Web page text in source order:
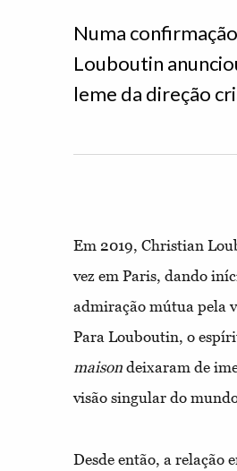
Numa
Louboutin
leme da direção
Em 2019, Christian
vez em Paris, dando
admiração mútua pela
Para Louboutin, o
maison deixaram de
visão singular do
Desde então, a relação